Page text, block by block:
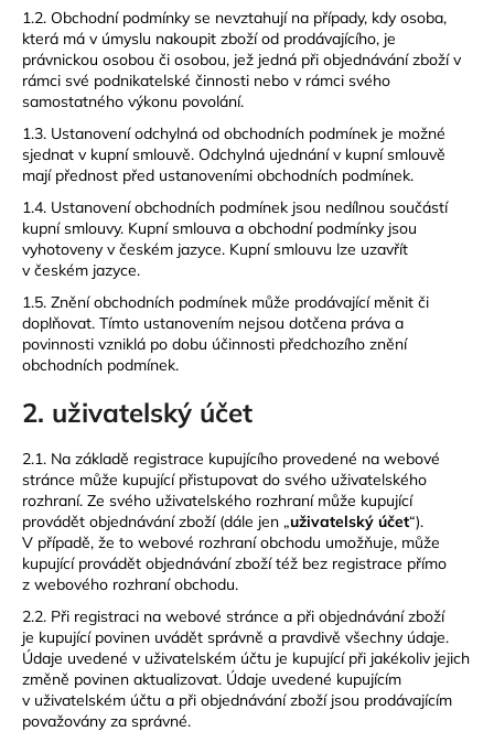
1.2. Obchodní podmínky se nevztahují na případy, kdy osoba,
která má v úmyslu nakoupit zboží od prodávajícího, je
právnickou osobou či osobou, jež jedná při objednávání zboží v
rámci své podnikatelské činnosti nebo v rámci svého
samostatného výkonu povolání.
1.3. Ustanovení odchylná od obchodních podmínek je možné
sjednat v kupní smlouvě. Odchylná ujednání v kupní smlouvě
mají přednost před ustanoveními obchodních podmínek.
1.4. Ustanovení obchodních podmínek jsou nedílnou součástí
kupní smlouvy. Kupní smlouva a obchodní podmínky jsou
vyhotoveny v českém jazyce. Kupní smlouvu lze uzavřít
v českém jazyce.
1.5. Znění obchodních podmínek může prodávající měnit či
doplňovat. Tímto ustanovením nejsou dotčena práva a
povinnosti vzniklá po dobu účinnosti předchozího znění
obchodních podmínek.
2. uživatelský účet
2.1. Na základě registrace kupujícího provedené na webové
stránce může kupující přistupovat do svého uživatelského
rozhraní. Ze svého uživatelského rozhraní může kupující
provádět objednávání zboží (dále jen „uživatelský účet“).
V případě, že to webové rozhraní obchodu umožňuje, může
kupující provádět objednávání zboží též bez registrace přímo
z webového rozhraní obchodu.
2.2. Při registraci na webové stránce a při objednávání zboží
je kupující povinen uvádět správně a pravdivě všechny údaje.
Údaje uvedené v uživatelském účtu je kupující při jakékoliv jejich
změně povinen aktualizovat. Údaje uvedené kupujícím
v uživatelském účtu a při objednávání zboží jsou prodávajícím
považovány za správné.
r
u
č
u
j
e
m
e
ELEGANTNÍ,
PRÉMIUM
ŠORTKY
S
PÁSKEM
PARA
990